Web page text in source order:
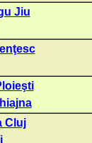
Jiu
Cluj